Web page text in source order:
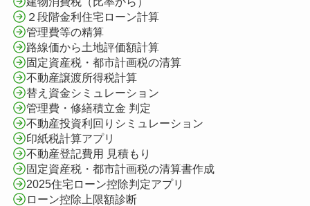
２段階金利住宅ローン計算
管理費等の精算
路線価から土地評価額計算
固定資産税・都市計画税の清算
不動産譲渡所得税計算
替え資金シミュレーション
管理費・修繕積立金 判定
不動産投資利回りシミュレーション
印紙税計算アプリ
不動産登記費用 見積もり
固定資産税・都市計画税の清算書作成
2025住宅ローン控除判定アプリ
ローン控除上限額診断